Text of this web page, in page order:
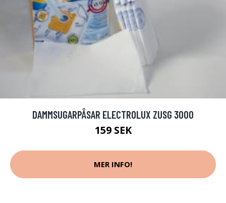
DAMMSUGARPÅSAR ELECTROLUX ZUSG 3000
159 SEK
MER INFO!